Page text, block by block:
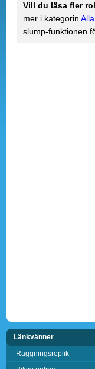
Vill du läsa fler
mer i kategorin
slump-funktionen
Länkvänner
Raggningsreplik